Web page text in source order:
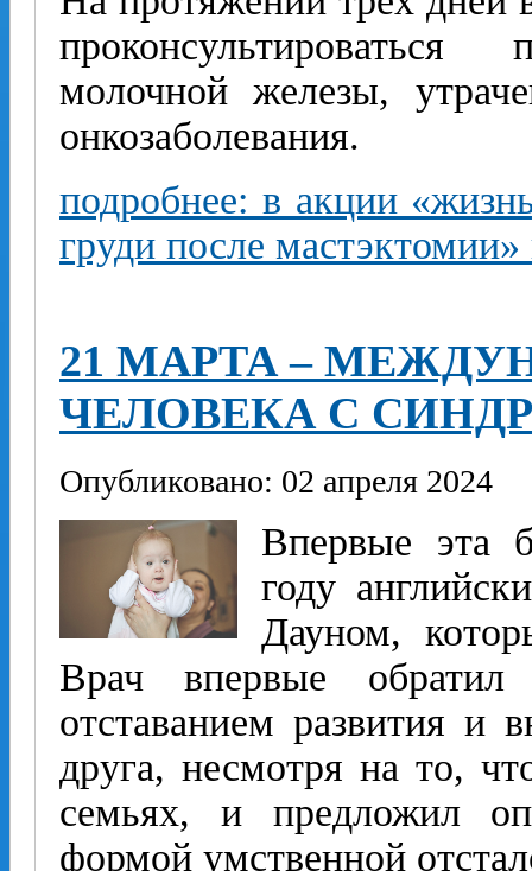
молочной железы,
онкозаболевания.
подробнее: в акции
груди после
21 МАРТА –
ЧЕЛОВЕКА С
Опубликовано: 02 апреля 2024
Впервые эта
году
Дауном,
Врач впервые
отставанием развития и
друга, несмотря на то,
семьях, и предложил
формой умственной